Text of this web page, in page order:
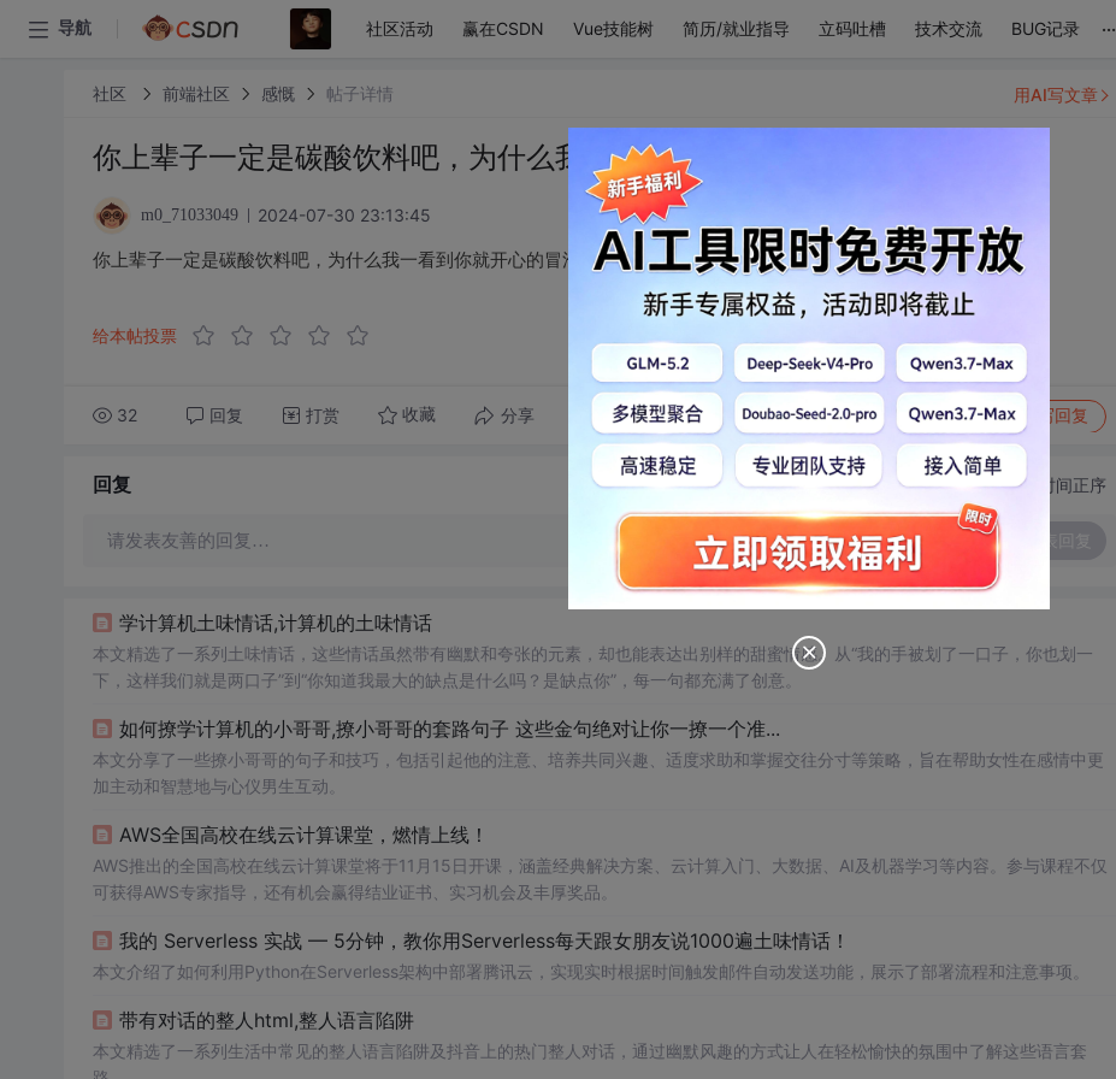
导航 社区活动 赢在CSDN Vue技能树 简历/就业指导 立码吐槽 技术交流 BUG记录 ...
社区 前端社区 感慨 帖子详情
你上辈子一定是碳酸饮料吧，为什么我一看到你就开心的冒泡
m0_71033049 2024-07-30 23:13:45
你上辈子一定是碳酸饮料吧，为什么我一看到你就开心的冒泡
给本帖投票
32 回复 打赏 收藏 分享 转发到动态 举报 写回复
用AI写文章
回复 切换为时间正序
请发表友善的回复…
学计算机土味情话,计算机的土味情话
本文精选了一系列土味情话，这些情话虽然带有幽默和夸张的元素，却也能表达出别样的甜蜜情感。从“我的手被划了一口子，你也划一
下，这样我们就是两口子”到“你知道我最大的缺点是什么吗？是缺点你”，每一句都充满了创意。
如何撩学计算机的小哥哥,撩小哥哥的套路句子 这些金句绝对让你一撩一个准...
本文分享了一些撩小哥哥的句子和技巧，包括引起他的注意、培养共同兴趣、适度求助和掌握交往分寸等策略，旨在帮助女性在感情中更
加主动和智慧地与心仪男生互动。
AWS全国高校在线云计算课堂，燃情上线！
AWS推出的全国高校在线云计算课堂将于11月15日开课，涵盖经典解决方案、云计算入门、大数据、AI及机器学习等内容。参与课程不仅
可获得AWS专家指导，还有机会赢得结业证书、实习机会及丰厚奖品。
我的 Serverless 实战 — 5分钟，教你用Serverless每天跟女朋友说1000遍土味情话！
本文介绍了如何利用Python在Serverless架构中部署腾讯云，实现实时根据时间触发邮件自动发送功能，展示了部署流程和注意事项。
带有对话的整人html,整人语言陷阱
本文精选了一系列生活中常见的整人语言陷阱及抖音上的热门整人对话，通过幽默风趣的方式让人在轻松愉快的氛围中了解这些语言套